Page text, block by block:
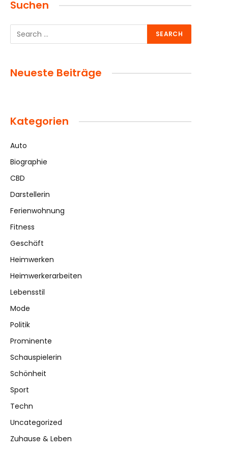
Suchen
Neueste Beiträge
Kategorien
Auto
Biographie
CBD
Darstellerin
Ferienwohnung
Fitness
Geschäft
Heimwerken
Heimwerkerarbeiten
Lebensstil
Mode
Politik
Prominente
Schauspielerin
Schönheit
Sport
Techn
Uncategorized
Zuhause & Leben